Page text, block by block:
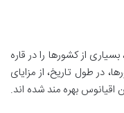
از کشورها را در قاره
در طول تاریخ، از مزایای
اقیانوس بهره مند شده اند.